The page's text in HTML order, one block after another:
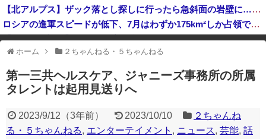
【北アルプス】ザック落とし探しに行ったら急斜面の岩壁に…登るも下るもできなくなる
ロシアの進軍スピードが低下、7月はわずか175km²しか占領できず！
【韓日共同調査】 「日本に良い印象」の韓国人54.3％ 13年以降で最高に 日本人の韓国好感度は35.3％
一部のコンテンツが表示されなくなったり、サイト全体のレイアウトが崩れ
たりする場合があります。
ホーム ２ちゃんねる・５ちゃんねる
第一三共ヘルスケア、ジャニーズ事務所の所属
タレントは起用見送りへ
2023/9/12 （3年前） 2023/10/10
２ちゃんね
る・５ちゃんねる, エンターテイメント , ニュース, 芸能, 話